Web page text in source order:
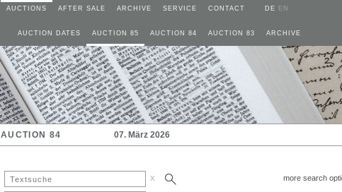
AUCTIONS AFTER SALE ARCHIVE SERVICE CONTACT DE EN
AUCTION DATES AUCTION 85 AUCTION 84 AUCTION 83 ARCHIVE
AUCTION 84 07. März 2026
x more search